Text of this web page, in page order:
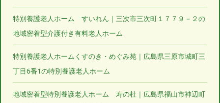
特別養護老人ホーム すいれん｜三次市三次町１７７９－２の
地域密着型介護付き有料老人ホーム
特別養護老人ホームくすのき・めぐみ苑｜広島県三原市城町三
丁目6番1の特別養護老人ホーム
地域密着型特別養護老人ホーム 寿の杜｜広島県福山市神辺町